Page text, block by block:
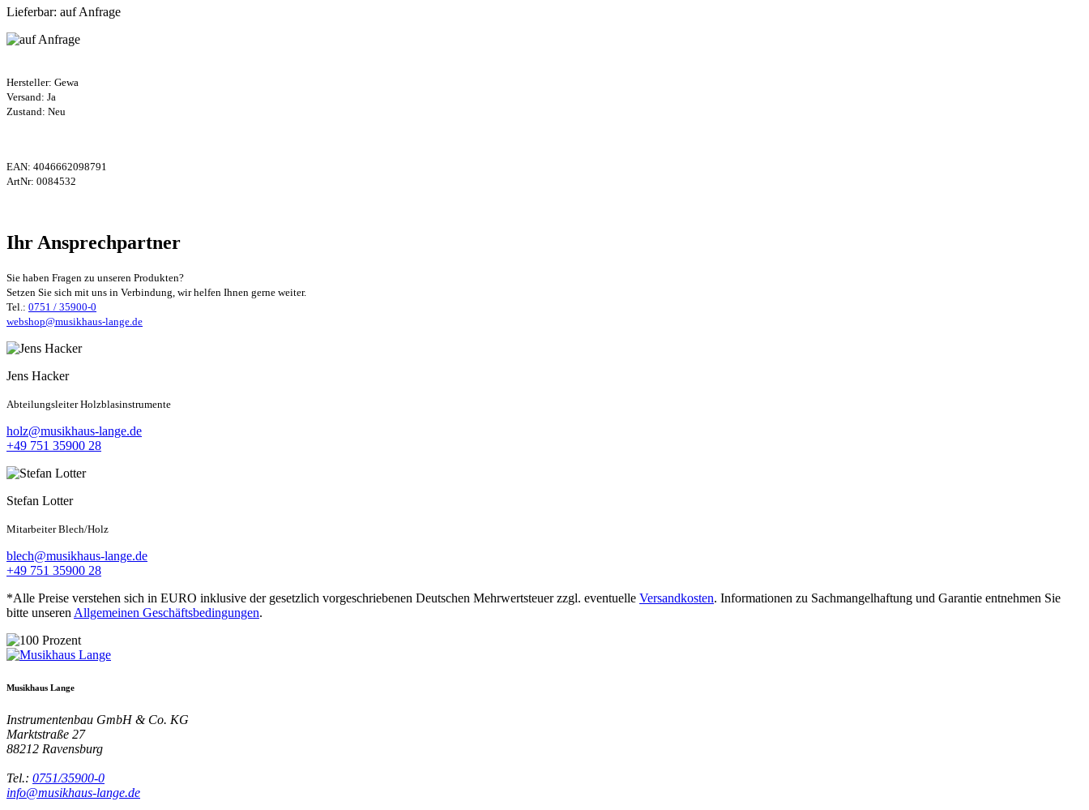
Lieferbar: auf Anfrage
Hersteller: Gewa
Versand: Ja
Zustand: Neu
EAN: 4046662098791
ArtNr: 0084532
Ihr Ansprechpartner
Sie haben Fragen zu unseren Produkten?
Setzen Sie sich mit uns in Verbindung, wir helfen Ihnen gerne weiter.
Tel.: 0751 / 35900-0
webshop@musikhaus-lange.de
Jens Hacker
Abteilungsleiter Holzblasinstrumente
holz@musikhaus-lange.de
+49 751 35900 28
Stefan Lotter
Mitarbeiter Blech/Holz
blech@musikhaus-lange.de
+49 751 35900 28
*Alle Preise verstehen sich in EURO inklusive der gesetzlich vorgeschriebenen Deutschen Mehrwertsteuer zzgl. eventuelle Versandkosten. Informationen zu Sachmangelhaftung und Garantie entnehmen Sie
bitte unseren Allgemeinen Geschäftsbedingungen.
Musikhaus Lange
Instrumentenbau GmbH & Co. KG
Marktstraße 27
88212 Ravensburg
Tel.: 0751/35900-0
info@musikhaus-lange.de